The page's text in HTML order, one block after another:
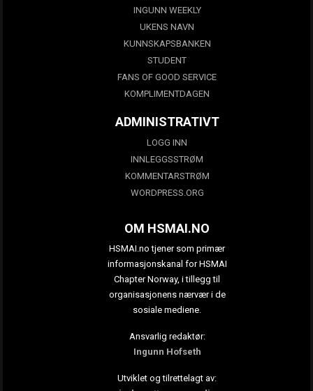
INGUNN WEEKLY
UKENS NAVN
KUNNSKAPSBANKEN
STUDENT
FANS OF GOOD SERVICE
KOMPLIMENTDAGEN
ADMINISTRATIVT
LOGG INN
INNLEGGSSTRØM
KOMMENTARSTRØM
WORDPRESS.ORG
OM HSMAI.NO
HSMAI.no tjener som primær
informasjonskanal for HSMAI
Chapter Norway, i tillegg til
organisasjonens nærvær i de
sosiale mediene.
Ansvarlig redaktør:
Ingunn Hofseth
Utviklet og tilrettelagt av: